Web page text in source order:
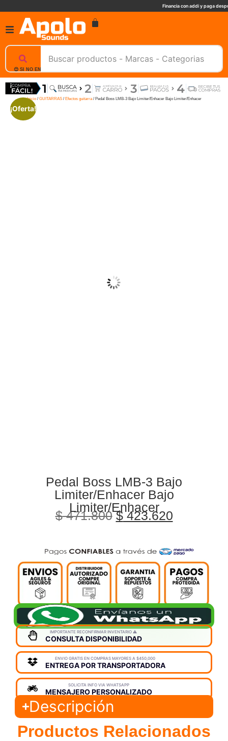
Financia con addi y paga
😊 SI NO ENCUENTRAS UN PRODUCTO, NOSOTROS TE AYUDAMOS, ESCRIBENOS. 📲
Inicio/ GUITARRAS/ Efectos guitarra/ Pedal Boss LMB-3 Bajo Limiter/Enhacer Bajo Limiter/Enhacer
¡Oferta!
Pedal Boss LMB-3 Bajo
Limiter/Enhacer Bajo
Limiter/Enhacer
$471.800 $423.620
IMPORTANTE RECONFIRMAR INVENTARIO ⚠️
CONSULTA DISPONIBILIDAD
ENVIO GRATIS EN COMPRAS MAYORES A $450,000
ENTREGA POR TRANSPORTADORA
SOLICITA INFO VIA WHATSAPP
MENSAJERO PERSONALIZADO
Descripción
Productos Relacionados